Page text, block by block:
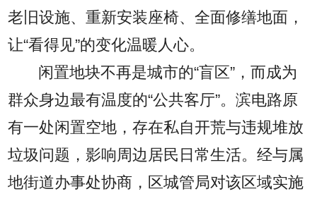
老旧设施、重新安装座椅、全面修缮地面，
让“看得见”的变化温暖人心。
闲置地块不再是城市的“盲区”，而成为
群众身边最有温度的“公共客厅”。滨电路原
有一处闲置空地，存在私自开荒与违规堆放
垃圾问题，影响周边居民日常生活。经与属
地街道办事处协商，区城管局对该区域实施